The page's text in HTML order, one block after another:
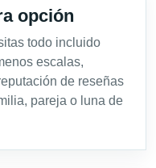
opción
todo incluido
escalas,
de reseñas
pareja o luna de